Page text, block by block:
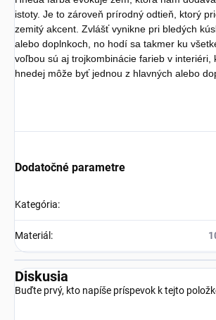
istoty. Je to zároveň prírodný odtieň, ktorý
zemitý akcent. Zvlášť vynikne pri bledých
alebo doplnkoch, no hodí sa takmer ku
voľbou sú aj trojkombinácie farieb v interiéri,
hnedej môže byť jednou z hlavných alebo
Dodatočné parametre
Kategória:
Materiál :
Diskusia
Buďte prvý, kto napíše príspevok k tejto